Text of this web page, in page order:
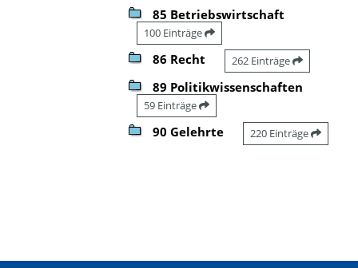
85 Betriebswirtschaft
100 Einträge
86 Recht 262 Einträge
89 Politikwissenschaften
59 Einträge
90 Gelehrte 220 Einträge